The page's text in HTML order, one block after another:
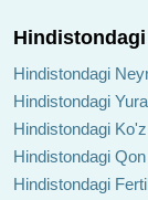
Hindistondagi
Hindistondagi
Hindistondagi
Hindistondagi
Hindistondagi